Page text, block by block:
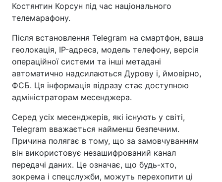
Костянтин Корсун під час національного
телемарафону.
Після встановлення Telegram на смартфон, ваша
геолокація, IP-адреса, модель телефону, версія
операційної системи та інші метадані
автоматично надсилаються Дурову і, ймовірно,
ФСБ. Ця інформація відразу стає доступною
адміністраторам месенджера.
Серед усіх месенджерів, які існують у світі,
Telegram вважається найменш безпечним.
Причина полягає в тому, що за замовчуванням
він використовує незашифрований канал
передачі даних. Це означає, що будь-хто,
зокрема і спецслужби, можуть перехопити ці